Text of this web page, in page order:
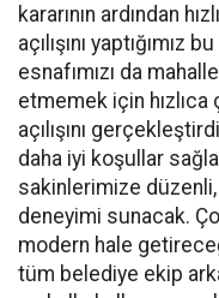
kararının ardından
açılışını yaptığımız
esnafımızı da
etmemek için hızlıca
açılışını
daha iyi koşullar
sakinlerimize
deneyimi sunacak.
modern hale
tüm belediye ekip